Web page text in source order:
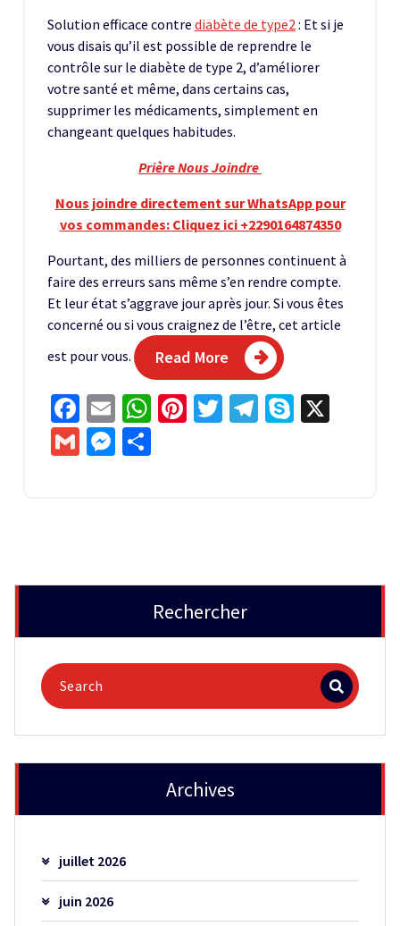
Solution efficace contre diabète de type2: Et si je
vous disais qu’il est possible de reprendre le
contrôle sur le diabète de type 2, d’améliorer
votre santé et même, dans certains cas,
supprimer les médicaments, simplement en
changeant quelques habitudes.
Prière Nous Joindre
Nous joindre directement sur WhatsApp pour
vos commandes: Cliquez ici +2290164874350
Pourtant, des milliers de personnes continuent à
faire des erreurs sans même s’en rendre compte.
Et leur état s’aggrave jour après jour. Si vous êtes
concerné ou si vous craignez de l’être, cet article
est pour vous.
Read More
Facebook
EmailWhatsApp
Pinterest
Twitter
Telegram
Skype
GmailMessenger
Rechercher
Archives
juillet 2026
juin 2026